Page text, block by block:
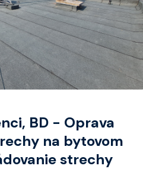
BD - Oprava
na bytovom
strechy